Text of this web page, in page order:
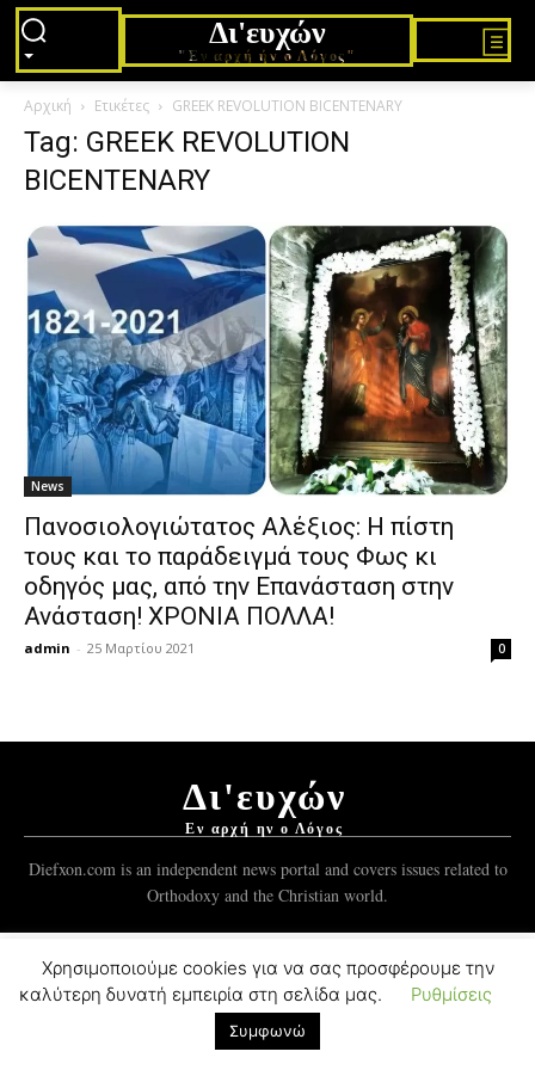
Δι'ευχών
"Εν αρχή ήν ο Λόγος"
Αρχική Ετικέτες GREEK REVOLUTION BICENTENARY
Tag: GREEK REVOLUTION
BICENTENARY
News
Πανοσιολογιώτατος Αλέξιος: Η πίστη
τους και το παράδειγμά τους Φως κι
οδηγός μας, από την Επανάσταση στην
Ανάσταση! ΧΡΟΝΙΑ ΠΟΛΛΑ!
admin - 25 Μαρτίου 2021 0
Δι'ευχών
Εν αρχή ην ο Λόγος
Diefxon.com is an independent news portal and covers issues related to
Orthodoxy and the Christian world.
© 2012-2021 Mykonos Ticker Group. ForgedSoft™Development.
Χρησιμοποιούμε cookies για να σας προσφέρουμε την
καλύτερη δυνατή εμπειρία στη σελίδα μας.
Ρυθμίσεις
Συμφωνώ